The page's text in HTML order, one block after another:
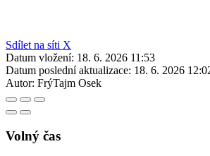
Sdílet na síti X
Datum vložení: 18. 6. 2026 11:53
Datum poslední aktualizace: 18. 6. 2026
Autor: FrýTajm Osek
Volný čas